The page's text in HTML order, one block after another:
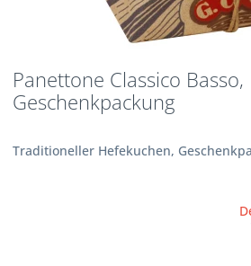
Panettone Classico Basso,
Geschenkpackung
Traditioneller Hefekuchen,